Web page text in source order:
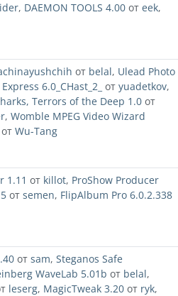
, DAEMON TOOLS 4.00 от eek,
от belal, Ulead Photo
6.0_CHast_2_ от yuadetkov,
Terrors of the Deep 1.0 от
, Womble MPEG Video Wizard
от Wu-Tang
1.11 от killot, ProShow Producer
от semen, FlipAlbum Pro 6.0.2.338
от sam, Steganos Safe
WaveLab 5.01b от belal,
leserg, MagicTweak 3.20 от ryk,